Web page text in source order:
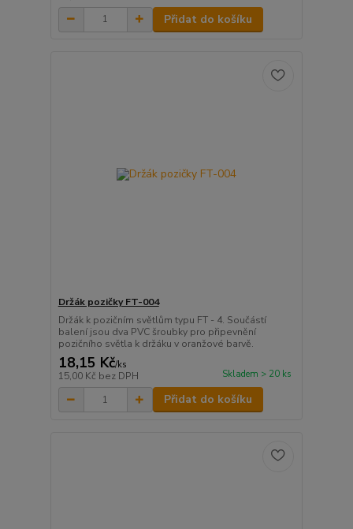
Přidat do košíku
Držák pozičky FT-004
Držák k pozičním světlům typu FT - 4. Součástí
balení jsou dva PVC šroubky pro připevnění
pozičního světla k držáku v oranžové barvě.
18,15 Kč/ks
15,00 Kč bez DPH Skladem > 20 ks
Přidat do košíku